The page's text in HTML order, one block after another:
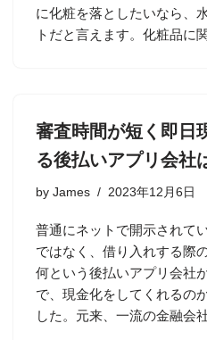
に化粧を落としたいなら、
トだと言えます。化粧品に
審査時間が短く即日
る後払いアプリ会社
by James 2023年12月6日
普通にネットで開示されて
ではなく、借り入れする際
何という後払いアプリ会社
で、現金化をしてくれるの
した。元来、一流の金融会